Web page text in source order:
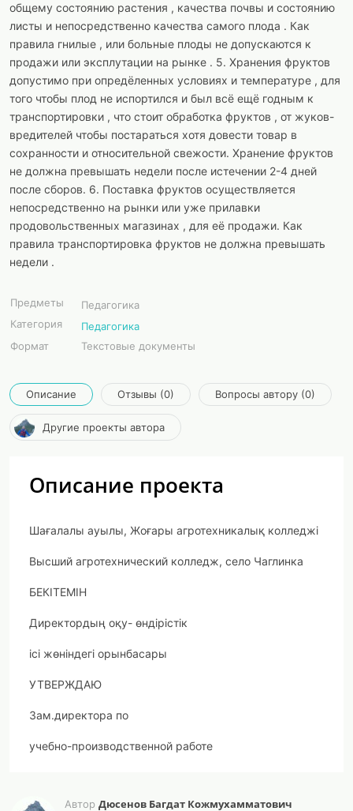
общему состоянию растения , качества почвы и состоянию
листы и непосредственно качества самого плода . Как
правила гнилые , или больные плоды не допускаются к
продажи или эксплутации на рынке . 5. Хранения фруктов
допустимо при опредёленных условиях и температуре , для
того чтобы плод не испортился и был всё ещё годным к
транспортировки , что стоит обработка фруктов , от жуков-
вредителей чтобы постараться хотя довести товар в
сохранности и относительной свежости. Хранение фруктов
не должна превышать недели после истечении 2-4 дней
после сборов. 6. Поставка фруктов осуществляется
непосредственно на рынки или уже прилавки
продовольственных магазинах , для её продажи. Как
правила транспортировка фруктов не должна превышать
недели .
Предметы
Педагогика
Категория
Педагогика
Формат
Текстовые документы
Описание Отзывы (0) Вопросы автору (0)
Другие проекты автора
Описание проекта
Шағалалы ауылы, Жоғары агротехникалық колледжі
Высший агротехнический колледж, село Чаглинка
БЕКІТЕМІН
Директордың оқу- өндірістік
ісі жөніндегі орынбасары
УТВЕРЖДАЮ
Зам.директора по
учебно-производственной работе
«____» сентября 20ж./г.
Автор Дюсенов Багдат Кожмухамматович